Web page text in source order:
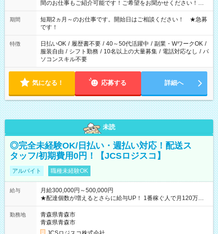
間のお仕事もご紹介可能です！ご希望をお聞かせください！★
家庭の都合でお休みが必要な場合も遠慮なくご相談ください。
※週最低15時間以上の勤務が必要です
期間
短期2ヵ月～のお仕事です。開始日はご相談ください！ ★急募
です！
特徴 日払いOK / 履歴書不要 / 40～50代活躍中 / 副業・WワークOK /
服装自由 / シフト勤務 / 10名以上の大量募集 / 電話対応なし / パ
ソコンスキル不要
気になる！ 応募する 詳細へ
未読
◎完全未経験OK/日払い・週払い対応！配送ス
タッフ/初期費用0円！【JCSロジスコ】
アルバイト 職種未経験OK
給与
月給300,000円～500,000円
★配達個数が増えるとさらに給与UP！ 1番稼ぐ人で月120万ほ
ど！ ・主要都市エリア 月収55万円／週5日稼働 月収65万~112
万円／週6日稼働 ・地方郊外エリア 月収40万円／週5日稼働 月
収40万円~50万円／週6日稼働 ＜モデルイメージ＞ ■月収50万
円 (27歳男性/江東区在住)※元建築関係 1日150個配達×25日勤務
勤務地
青森県青森市
青森県青森市